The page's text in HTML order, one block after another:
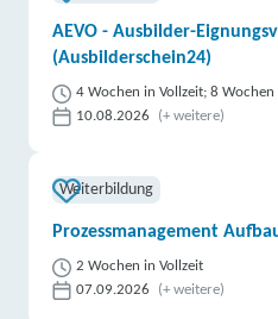
AEVO - Ausbilder-
(Ausbilderschein24)
4 Wochen in Vollzeit; 8 Wochen
10.08.2026
(+ weitere)
Weiterbildung
Prozessmanagement
2 Wochen in Vollzeit
07.09.2026
(+ weitere)